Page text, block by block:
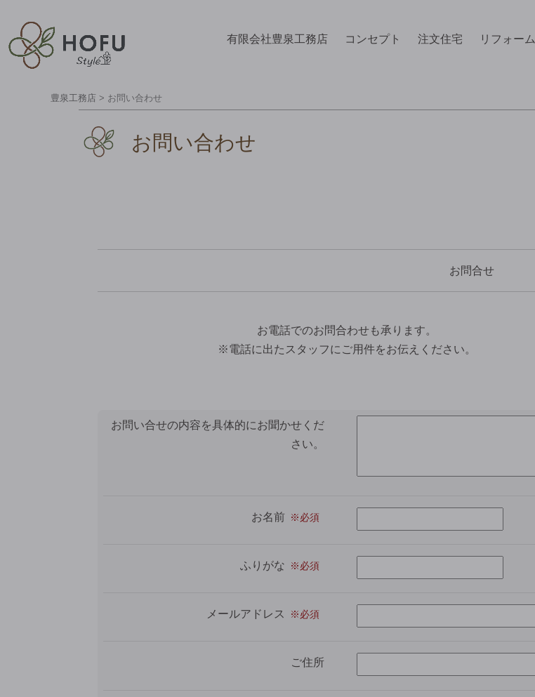
有限会社豊泉工務店 コンセプト 注文住宅 リフォーム
豊泉工務店 > お問い合わせ
お問い合わせ
お問合せ
お電話でのお問合わせも承ります。
※電話に出たスタッフにご用件をお伝えください。
お問い合せの内容を具体的にお聞かせくだ
さい。
お名前
ふりがな
メールアドレス
ご住所